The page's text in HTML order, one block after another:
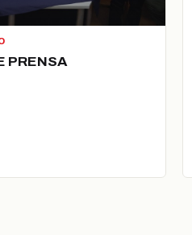
PRENSA